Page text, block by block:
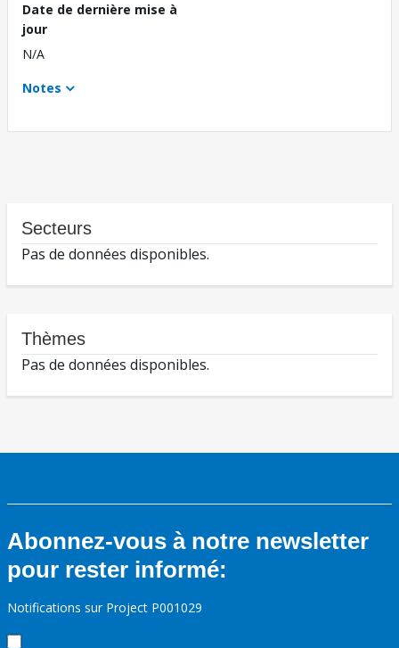
Date de dernière mise à
jour
N/A
Notes
Secteurs
Pas de données disponibles.
Thèmes
Pas de données disponibles.
Abonnez-vous à notre newsletter
pour rester informé:
Notifications sur Project P001029